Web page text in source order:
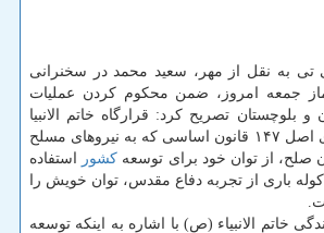
به نقل از مهر، سعید محمد در سخنرانی
جمعه امروز، ضمن محكوم كردن عملیات
بلوچستان تصریح كرد: قرارگاه خاتم الانبیا
(ص) سال ۶۸ بر مبنای اصل ۱۴۷ قانون اساسی كه به نیروهای مسلح
صلح، از توان خود برای توسعه كشور استفاده
باری از تجربه دفاع مقدس، توان خویش را
خاتم الانبیاء (ص) با اشاره به اینكه توسعه